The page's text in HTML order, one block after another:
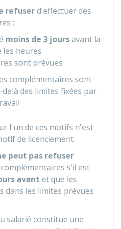
refuserd'effectuer des
:
moins de 3 joursavant la
les heures
sont prévues
complémentaires sont
delà des limites fixées par
l'un de ces motifs n'est
de licenciement.
peut pas refuser
s'il est
avant et que les
dans les limites prévues
salarié constitue une